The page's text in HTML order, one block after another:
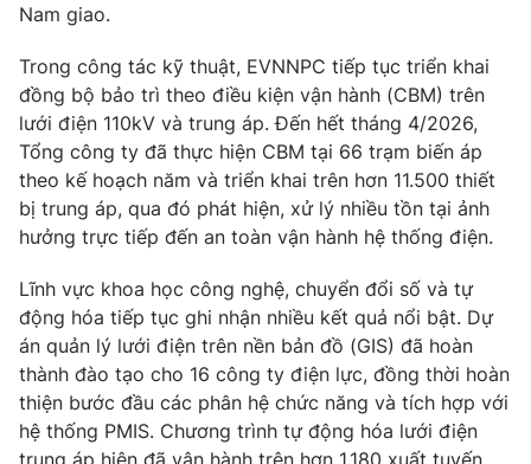
VTV Money
VTV Sức khoẻ Bất động sản
Thị trường 24h Tấm lòng Việt
VTV4 Vươn mình bằng AI
VTV9 VTV8
Liên hệ tòa soạn English
Nam giao.
Trong công tác kỹ thuật, EVNNPC tiếp tục triển khai
đồng bộ bảo trì theo điều kiện vận hành (CBM) trên
lưới điện 110kV và trung áp. Đến hết tháng 4/2026,
Tổng công ty đã thực hiện CBM tại 66 trạm biến áp
theo kế hoạch năm và triển khai trên hơn 11.500 thiết
bị trung áp, qua đó phát hiện, xử lý nhiều tồn tại ảnh
hưởng trực tiếp đến an toàn vận hành hệ thống điện.
Lĩnh vực khoa học công nghệ, chuyển đổi số và tự
động hóa tiếp tục ghi nhận nhiều kết quả nổi bật. Dự
án quản lý lưới điện trên nền bản đồ (GIS) đã hoàn
thành đào tạo cho 16 công ty điện lực, đồng thời hoàn
thiện bước đầu các phân hệ chức năng và tích hợp với
hệ thống PMIS. Chương trình tự động hóa lưới điện